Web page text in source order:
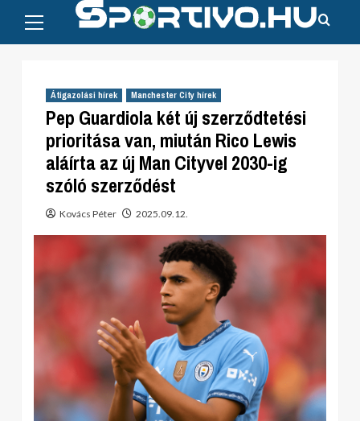
content
Menu
Átigazolási hírek Manchester City hírek
Pep Guardiola két új szerződtetési
prioritása van, miután Rico Lewis
aláírta az új Man Cityvel 2030-ig
szóló szerződést
Kovács Péter 2025.09.12.